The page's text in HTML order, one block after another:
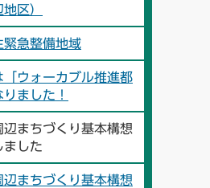
区）
緊急整備地域
「ウォーカブル推進都
ました！
辺まちづくり基本構想
ました
辺まちづくり基本構想